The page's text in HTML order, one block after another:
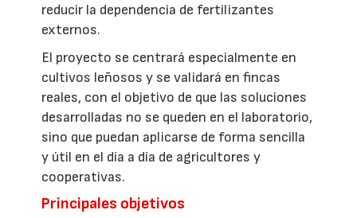
reducir la dependencia de fertilizantes
externos.
El proyecto se centrará especialmente en
cultivos leñosos y se validará en fincas
reales, con el objetivo de que las soluciones
desarrolladas no se queden en el laboratorio,
sino que puedan aplicarse de forma sencilla
y útil en el día a día de agricultores y
cooperativas.
Principales objetivos